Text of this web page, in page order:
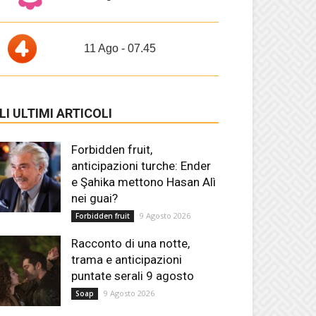
11 Ago - 07.45
ULTIMI ARTICOLI
Forbidden fruit,
anticipazioni turche: Ender
e Şahika mettono Hasan Alì
nei guai?
Forbidden fruit 9 Agosto 2026
Racconto di una notte,
trama e anticipazioni
puntate serali 9 agosto
Soap 9 Agosto 2026